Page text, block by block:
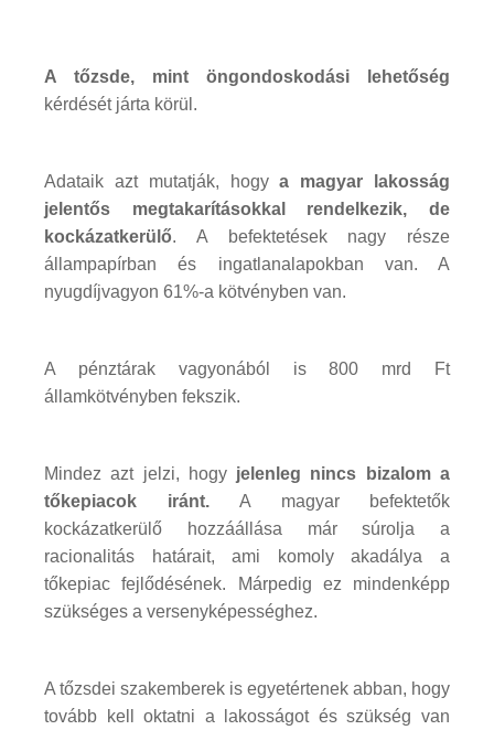
A tőzsde, mint öngondoskodási lehetőség
kérdését járta körül.
Adataik azt mutatják, hogya magyar lakosság
jelentős megtakarításokkal rendelkezik, de
kockázatkerülő. A befektetések nagy része
állampapírban és ingatlanalapokban van. A
nyugdíjvagyon 61%-a kötvényben van.
A pénztárak vagyonából is 800 mrd Ft
államkötvényben fekszik.
Mindez azt jelzi, hogy jelenleg nincs bizalom a
tőkepiacok iránt. A magyar befektetők
kockázatkerülő hozzáállása már súrolja a
racionalitás határait, ami komoly akadálya a
tőkepiac fejlődésének. Márpedig ez mindenképp
szükséges a versenyképességhez.
A tőzsdei szakemberek is egyetértenek abban, hogy
tovább kell oktatni a lakosságot és szükség van